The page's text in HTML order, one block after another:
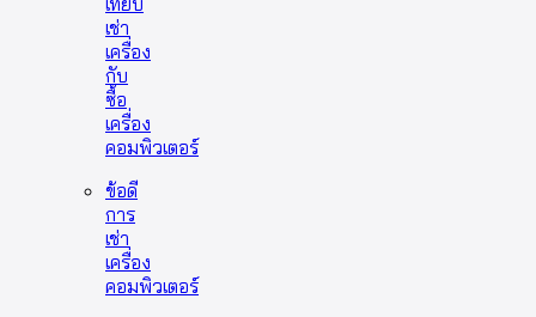
เช่า
เครื่อง
กับ
ซื้อ
เครื่อง
คอมพิวเตอร์
ข้อดี
การ
เช่า
เครื่อง
คอมพิวเตอร์